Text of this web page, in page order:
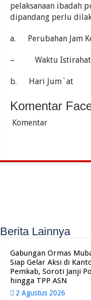
pelaksanaan ibadah
dipandang perlu
a. Perubahan Jam
– Waktu Istirahat
b. Hari Jum`at
Komentar
Komentar
Berita Lainnya
Gabungan Ormas
Siap Gelar Aksi di
Pemkab, Soroti Janji
hingga TPP ASN
2 Agustus 2026